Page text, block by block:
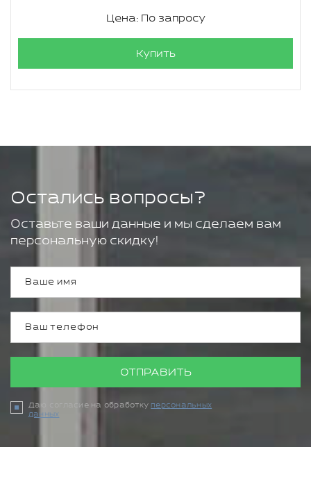
Цена: По запросу
Купить
Остались вопросы?
Оставьте ваши данные и мы сделаем вам
персональную скидку!
ОТПРАВИТЬ
Даю согласие на обработку персональных
данных